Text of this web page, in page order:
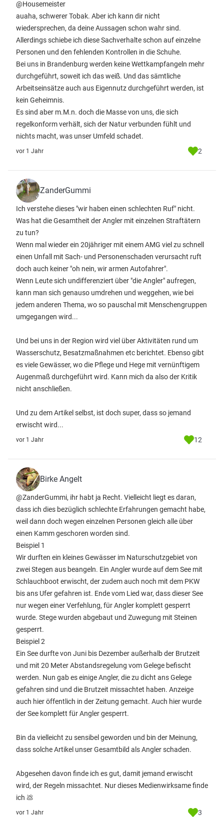
@Housemeister
auaha, schwerer Tobak. Aber ich kann dir nicht
wiedersprechen, da deine Aussagen schon wahr sind.
Allerdings schiebe ich diese Sachverhalte schon auf einzelne
Personen und den fehlenden Kontrollen in die Schuhe.
Bei uns in Brandenburg werden keine Wettkampfangeln mehr
durchgeführt, soweit ich das weiß. Und das sämtliche
Arbeitseinsätze auch aus Eigennutz durchgeführt werden, ist
kein Geheimnis.
Es sind aber m.M.n. doch die Masse von uns, die sich
regelkonform verhält, sich der Natur verbunden fühlt und
nichts macht, was unser Umfeld schadet.
vor 1 Jahr 2
ZanderGummi
Ich verstehe dieses "wir haben einen schlechten Ruf" nicht.
Was hat die Gesamtheit der Angler mit einzelnen Straftätern
zu tun?
Wenn mal wieder ein 20jähriger mit einem AMG viel zu schnell
einen Unfall mit Sach- und Personenschaden verursacht ruft
doch auch keiner "oh nein, wir armen Autofahrer".
Wenn Leute sich undifferenziert über "die Angler" aufregen,
kann man sich genauso umdrehen und weggehen, wie bei
jedem anderen Thema, wo so pauschal mit Menschengruppen
umgegangen wird...
Und bei uns in der Region wird viel über Aktivitäten rund um
Wasserschutz, Besatzmaßnahmen etc berichtet. Ebenso gibt
es viele Gewässer, wo die Pflege und Hege mit vernünftigem
Augenmaß durchgeführt wird. Kann mich da also der Kritik
nicht anschließen.
Und zu dem Artikel selbst, ist doch super, dass so jemand
erwischt wird...
vor 1 Jahr 12
Birke Angelt
@ZanderGummi, ihr habt ja Recht. Vielleicht liegt es daran,
dass ich dies bezüglich schlechte Erfahrungen gemacht habe,
weil dann doch wegen einzelnen Personen gleich alle über
einen Kamm geschoren worden sind.
Beispiel 1
Wir durften ein kleines Gewässer im Naturschutzgebiet von
zwei Stegen aus beangeln. Ein Angler wurde auf dem See mit
Schlauchboot erwischt, der zudem auch noch mit dem PKW
bis ans Ufer gefahren ist. Ende vom Lied war, dass dieser See
nur wegen einer Verfehlung, für Angler komplett gesperrt
wurde. Stege wurden abgebaut und Zuwegung mit Steinen
gesperrt.
Beispiel 2
Ein See durfte von Juni bis Dezember außerhalb der Brutzeit
und mit 20 Meter Abstandsregelung vom Gelege befischt
werden. Nun gab es einige Angler, die zu dicht ans Gelege
gefahren sind und die Brutzeit missachtet haben. Anzeige
auch hier öffentlich in der Zeitung gemacht. Auch hier wurde
der See komplett für Angler gesperrt.
Bin da vielleicht zu sensibel geworden und bin der Meinung,
dass solche Artikel unser Gesamtbild als Angler schaden.
Abgesehen davon finde ich es gut, damit jemand erwischt
wird, der Regeln missachtet. Nur dieses Medienwirksame finde
ich 💩
vor 1 Jahr 3